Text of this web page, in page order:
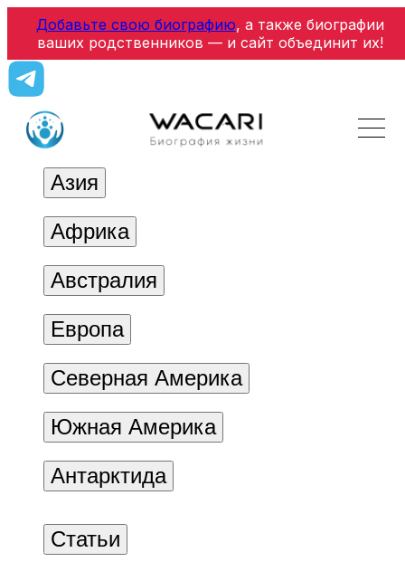
Добавьте свою биографию, а также биографии
ваших родственников — и сайт объединит их!
Азия
Африка
Австралия
Европа
Северная Америка
Южная Америка
Антарктида
Статьи